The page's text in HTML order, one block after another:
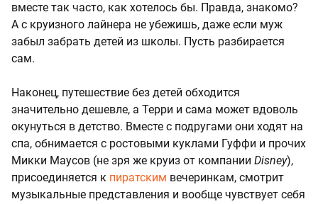
вместе так часто, как хотелось бы. Правда, знакомо?
А с круизного лайнера не убежишь, даже если муж
забыл забрать детей из школы. Пусть разбирается
сам.
Наконец, путешествие без детей обходится
значительно дешевле, а Терри и сама может вдоволь
окунуться в детство. Вместе с подругами они ходят на
спа, обнимается с ростовыми куклами Гуффи и прочих
Микки Маусов (не зря же круиз от компании Disney),
присоединяется к пиратским вечеринкам, смотрит
музыкальные представления и вообще чувствует себя